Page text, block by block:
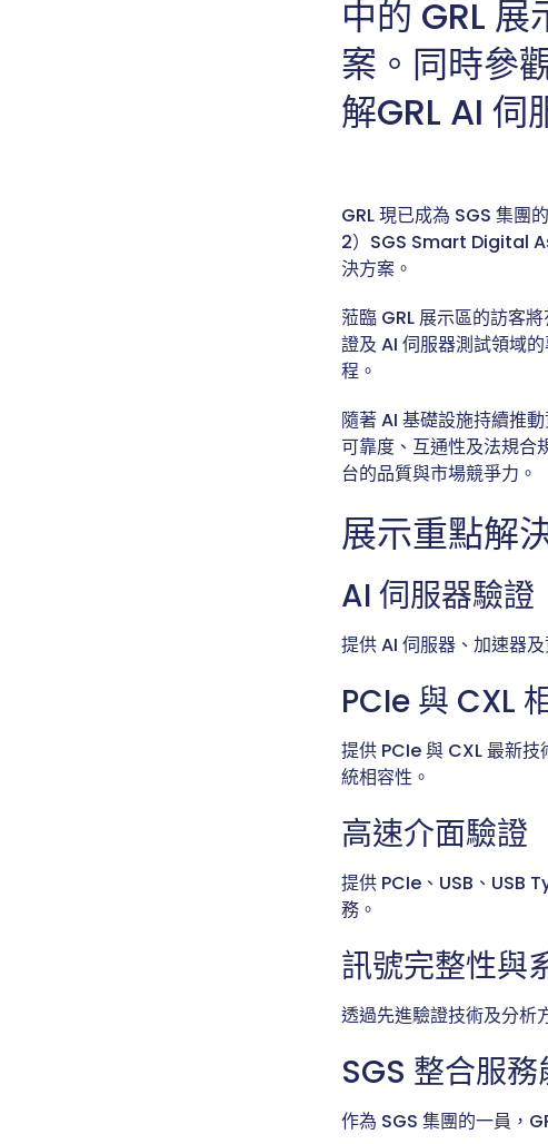
中的 GRL
案。同時參
解GRL AI 伺
GRL 現已成為 SGS 集團
2）SGS Smart Digital
決方案。
蒞臨 GRL 展示區的訪客
證及 AI 伺服器測試領域
程。
隨著 AI 基礎設施持續推
可靠度、互通性及法規合
台的品質與市場競爭力。
展示重點解
AI 伺服器驗證
提供 AI 伺服器、加速器
PCIe 與 CXL
提供 PCIe 與 CXL 最新
統相容性。
高速介面驗證
提供 PCIe、USB、USB
務。
訊號完整性與
透過先進驗證技術及分析
SGS 整合服務
作為 SGS 集團的一員，